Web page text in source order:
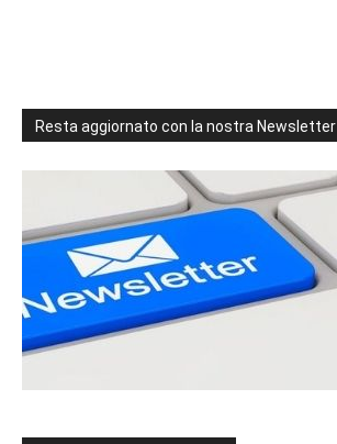
Resta aggiornato con la nostra Newsletter